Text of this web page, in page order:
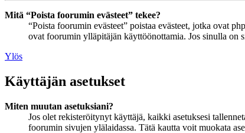
Mitä “Poista foorumin evästeet” tekee?
“Poista foorumin evästeet” poistaa evästeet, jotka ovat
ovat foorumin ylläpitäjän käyttöönottamia. Jos sinulla on
Ylös
Käyttäjän asetukset
Miten muutan asetuksiani?
Jos olet rekisteröitynyt käyttäjä, kaikki asetuksesi
foorumin sivujen ylälaidassa. Tätä kautta voit muokata